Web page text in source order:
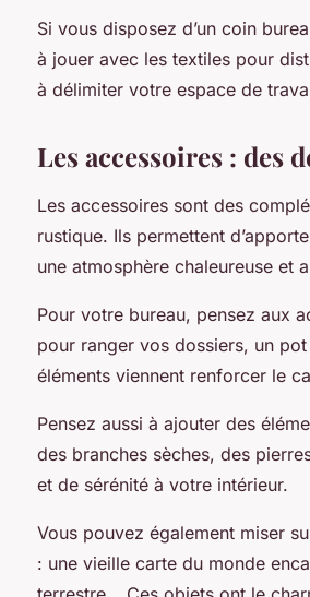
Si vous disposez d’un coin
à jouer avec les textiles pour
à délimiter votre espace de
Les accessoires : des
Les accessoires sont des
rustique. Ils permettent
une atmosphère chaleureuse et
Pour votre bureau, pensez aux
pour ranger vos dossiers, un
éléments viennent renforcer le
Pensez aussi à ajouter des
des branches sèches, des
et de sérénité à votre intérieur.
Vous pouvez également miser
: une vieille carte du monde